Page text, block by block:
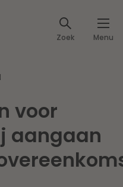
Zoek Menu
voor
aangaan